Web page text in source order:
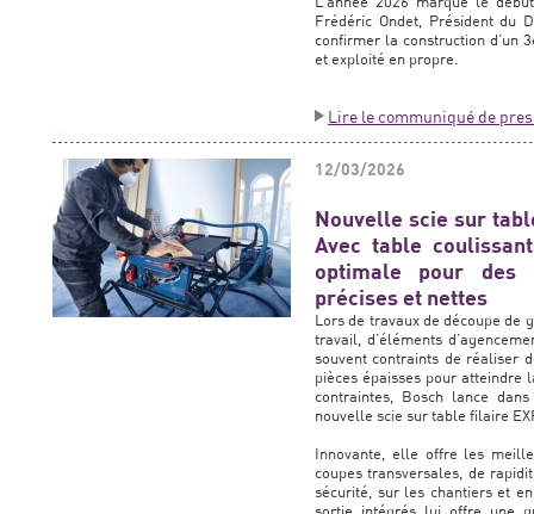
Frédéric Ondet, Président du
confirmer la construction d’un
et exploité en propre.
Lire le communiqué de
12/03/2026
Nouvelle scie sur
Avec table
optimale pour des
précises et nettes
Lors de travaux de découpe de
travail, d’éléments
souvent contraints de réaliser
pièces épaisses pour atteindre
contraintes, Bosch lance
nouvelle scie sur table filaire
Innovante, elle offre les
coupes transversales, de
sécurité, sur les chantiers et